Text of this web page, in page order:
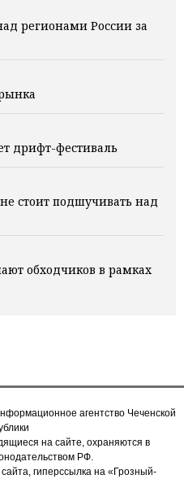
регионами России за
дрифт-фестиваль
стоит подшучивать над
обходчиков в рамках
агентство Чеченской
на сайте, охраняются в
РФ.
гиперссылка на «Грозный-